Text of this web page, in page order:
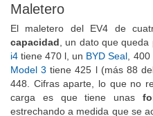
El maletero del EV4 de
capacidad, un dato que queda
i4tiene 470 l, unBYD Seal, 400
Model 3tiene 425 l (más 88
448. Cifras aparte, lo que no
carga es que tiene unas